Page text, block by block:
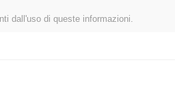
di WOLF rispetto allo slancio del
dall'uso di queste informazioni.